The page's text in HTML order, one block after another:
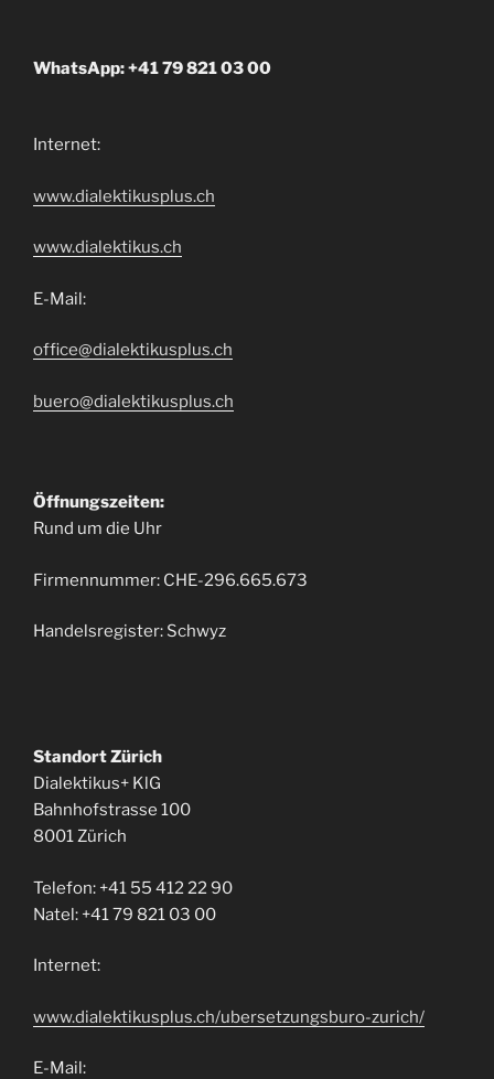
WhatsApp: +41 79 821 03 00
Internet:
www.dialektikusplus.ch
www.dialektikus.ch
E-Mail:
office@dialektikusplus.ch
buero@dialektikusplus.ch
Öffnungszeiten:
Rund um die Uhr
Firmennummer: CHE-296.665.673
Handelsregister: Schwyz
Standort Zürich
Dialektikus+ KlG
Bahnhofstrasse 100
8001 Zürich
Telefon: +41 55 412 22 90
Natel: +41 79 821 03 00
Internet:
www.dialektikusplus.ch/ubersetzungsburo-zurich/
E-Mail: